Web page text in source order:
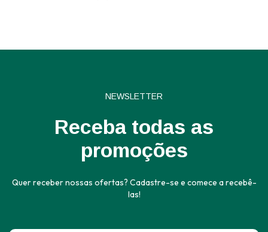
NEWSLETTER
Receba todas as
promoções
Quer receber nossas ofertas? Cadastre-se e comece a recebê-
las!